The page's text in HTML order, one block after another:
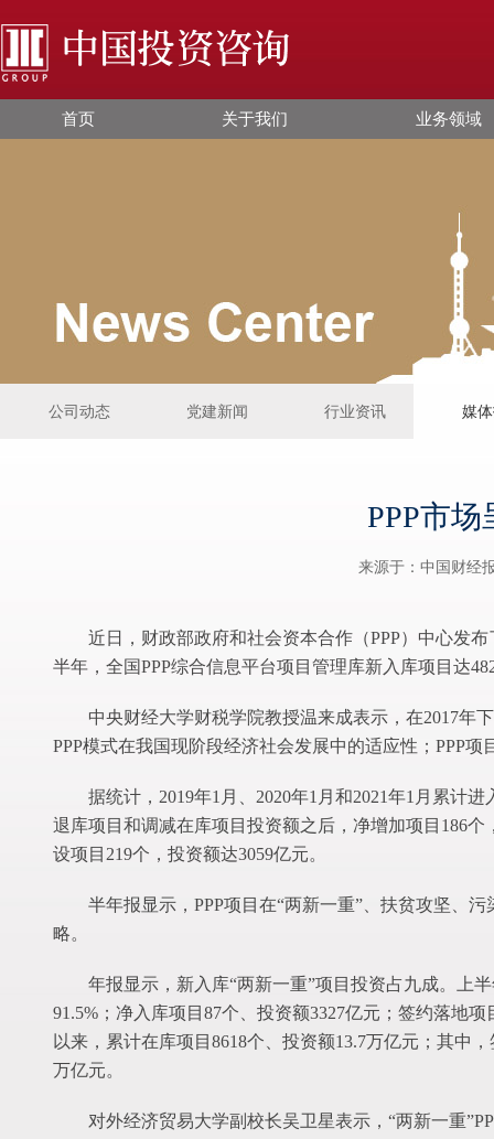
首页 关于我们 业务领域
公司动态 党建新闻 行业资讯 媒
PPP市
来源于：中国财经
近日，财政部政府和社会资本合作（PPP）中心发
半年，全国PPP综合信息平台项目管理库新入库项目达
中央财经大学财税学院教授温来成表示，在2017年
PPP模式在我国现阶段经济社会发展中的适应性；PPP
据统计，2019年1月、2020年1月和2021年1月累计
退库项目和调减在库项目投资额之后，净增加项目186
设项目219个，投资额达3059亿元。
半年报显示，PPP项目在“两新一重”、扶贫攻坚、
略。
年报显示，新入库“两新一重”项目投资占九成。上
91.5%；净入库项目87个、投资额3327亿元；签约落地
以来，累计在库项目8618个、投资额13.7万亿元；其中
万亿元。
对外经济贸易大学副校长吴卫星表示，“两新一重